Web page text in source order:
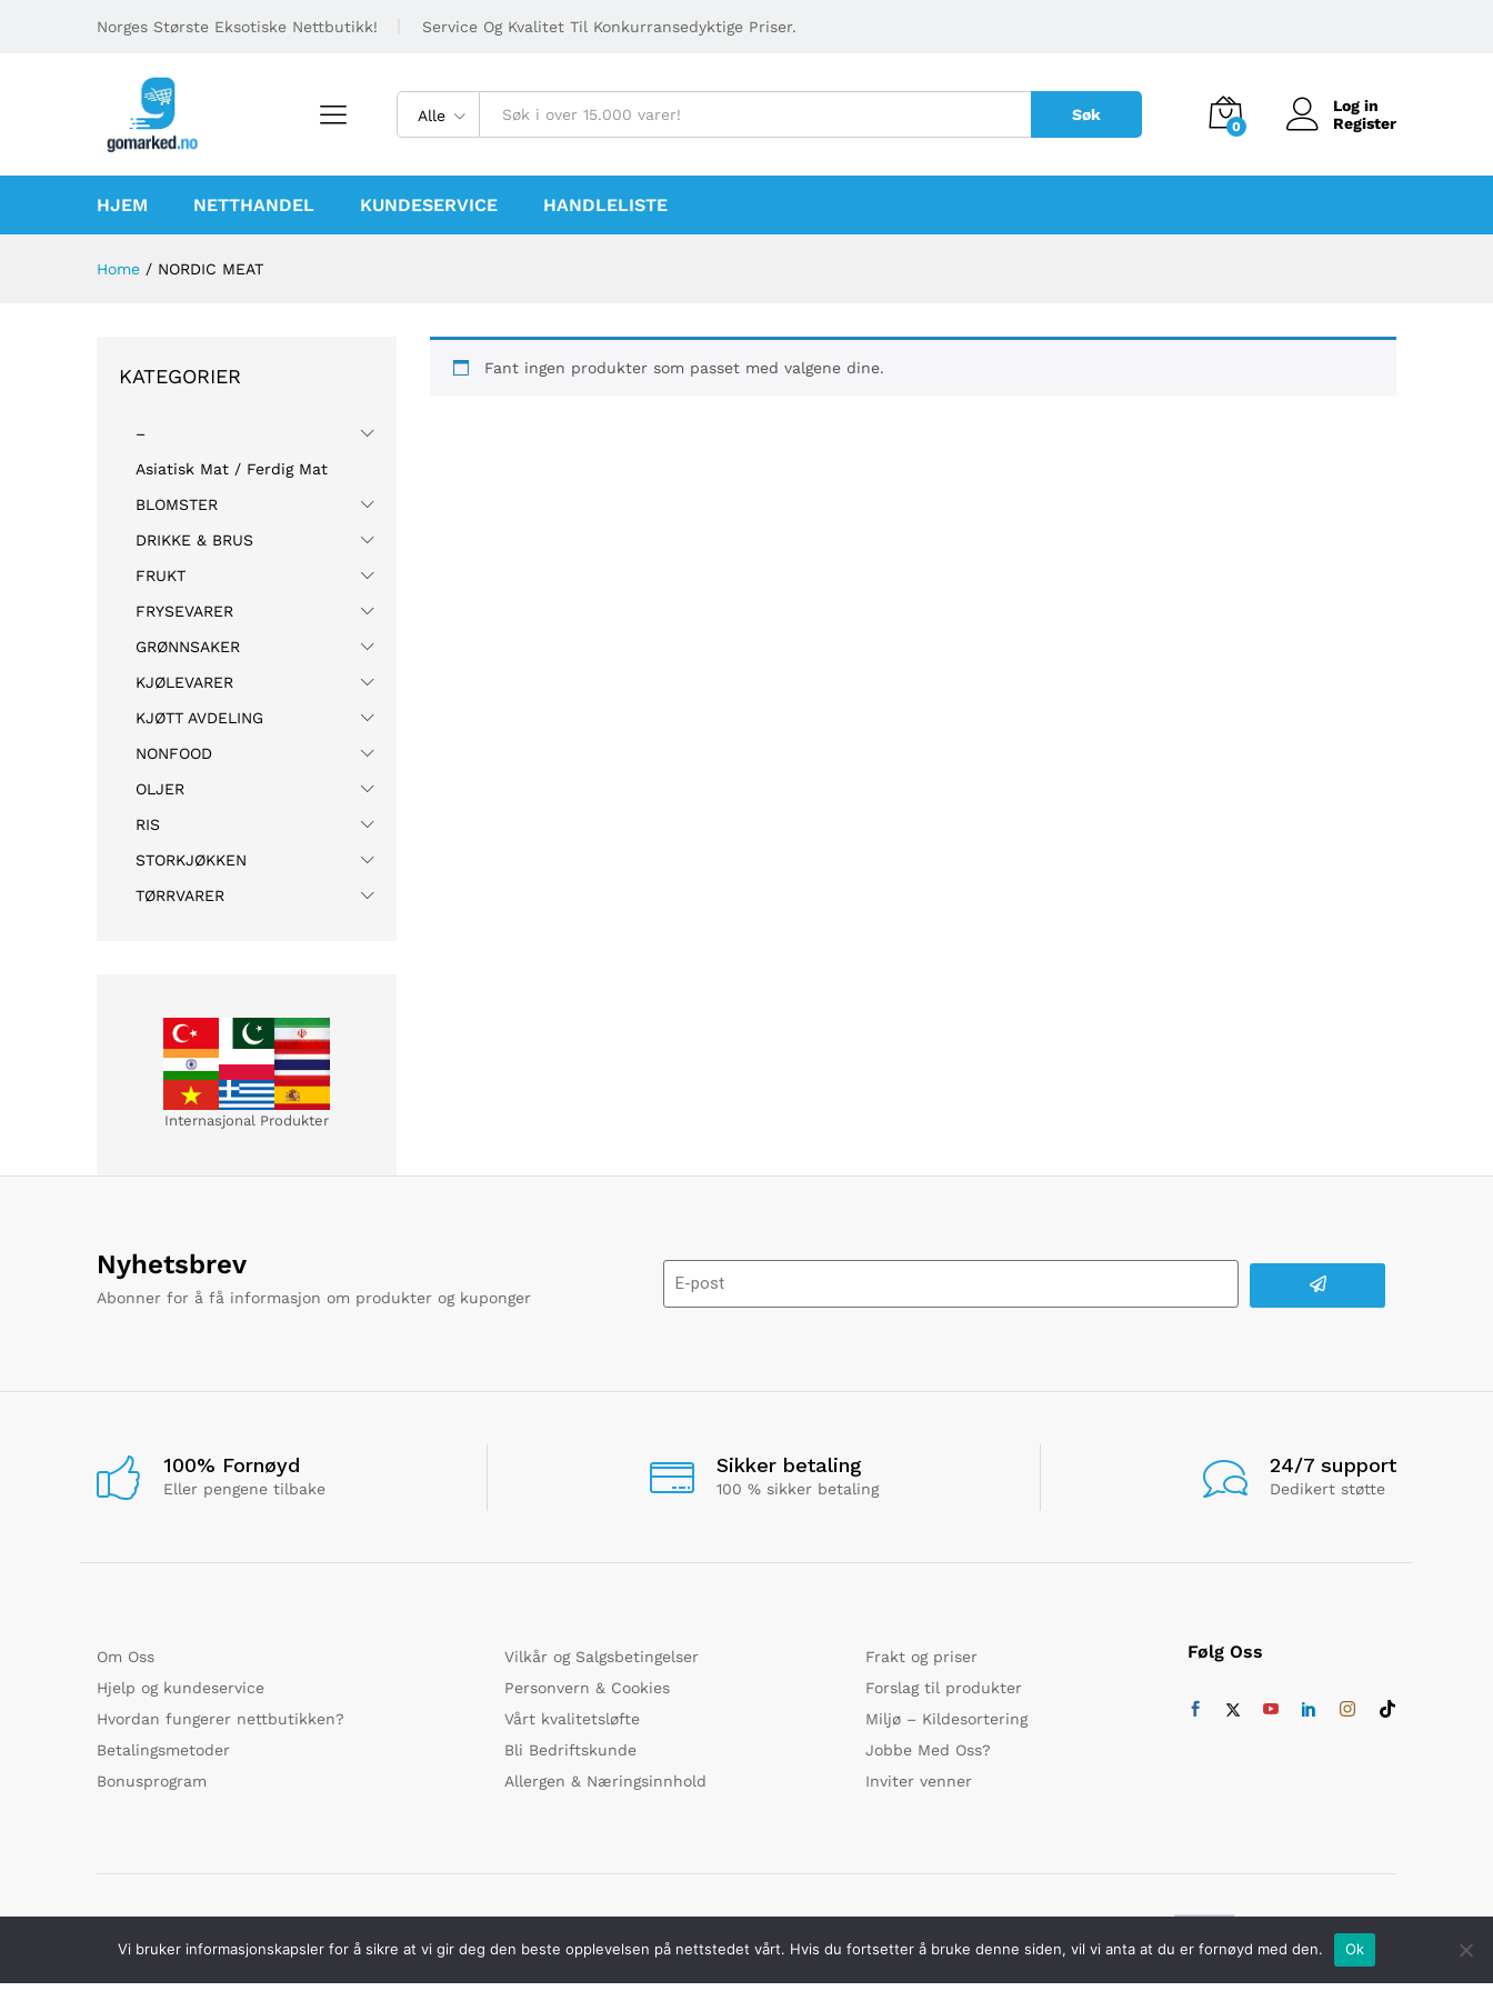
Norges Største Eksotiske Nettbutikk! Service Og Kvalitet Til Konkurransedyktige Priser.
Alle Søk
0
Log in
Register
HJEM NETTHANDEL KUNDESERVICE HANDLELISTE
Home / NORDIC MEAT
Fant ingen produkter som passet med valgene dine.
KATEGORIER
–
Asiatisk Mat / Ferdig Mat
BLOMSTER
DRIKKE & BRUS
FRUKT
FRYSEVARER
GRØNNSAKER
KJØLEVARER
KJØTT AVDELING
NONFOOD
OLJER
RIS
STORKJØKKEN
TØRRVARER
Internasjonal Produkter
Du nylig har sett
Nyhetsbrev
Abonner for å få informasjon om produkter og kuponger
100% Fornøyd
Eller pengene tilbake
Sikker betaling
100 % sikker betaling
24/7 support
Dedikert støtte
Om Oss
Hjelp og kundeservice
Hvordan fungerer nettbutikken?
Betalingsmetoder
Bonusprogram
Vilkår og Salgsbetingelser
Personvern & Cookies
Vårt kvalitetsløfte
Bli Bedriftskunde
Allergen & Næringsinnhold
Frakt og priser
Forslag til produkter
Miljø – Kildesortering
Jobbe Med Oss?
Inviter venner
Følg Oss
© GoMarked.no alle rettigheter forbeholdt Vi bruker sikker betaling med
Vi bruker informasjonskapsler for å sikre at vi gir deg den beste opplevelsen på nettstedet vårt. Hvis du fortsetter å bruke denne siden, vil vi anta at du er fornøyd med den. Ok